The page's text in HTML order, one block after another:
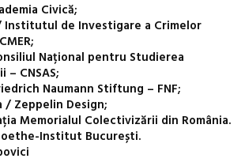
Civică;
Institutul de Investigare a Crimelor
Național pentru Studierea
CNSAS;
Naumann Stiftung – FNF;
/ Zeppelin Design;
Memorialul Colectivizării din România.
Institut București.